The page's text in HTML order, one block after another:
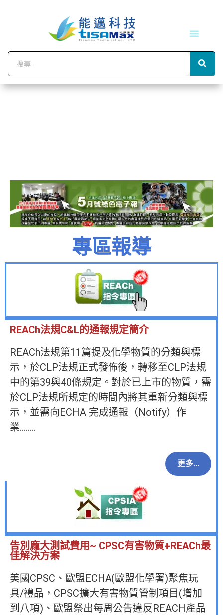
專區報導
REACh法規C&L的通報規定簡介
REACh法規第11篇提及化學物質的分類與標
示，於CLP法規正式發佈後，轉移至CLP法規
中的第39與40條規定。對於已上市的物質，需
於CLP法規所規定的時間內將其重新分類與標
示，並需向ECHA 完成通報（Notify）作
業……..
更多...
告別龐大測試費用~ CPSC有害物質+REACh最
佳解決方案
美國CPSC、歐盟ECHA(歐盟化學署)聚焦玩
具/禮品，CPSC擴大有害物質管制項目(增加
到八項)、歐盟祭出每周公告違反REACH產品